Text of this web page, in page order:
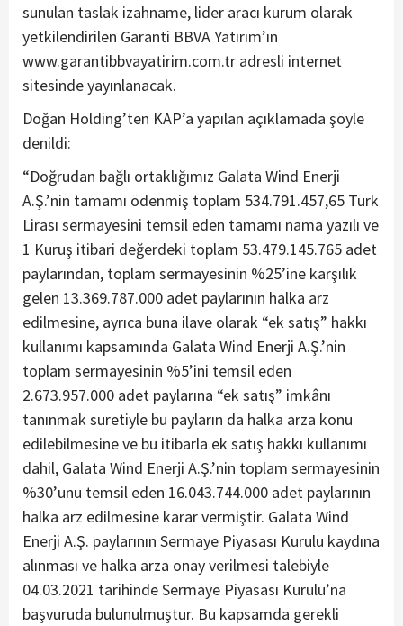
sunulan taslak izahname, lider aracı kurum olarak
yetkilendirilen Garanti BBVA Yatırım’ın
www.garantibbvayatirim.com.tr adresli internet
sitesinde yayınlanacak.
Doğan Holding’ten KAP’a yapılan açıklamada şöyle
denildi:
“Doğrudan bağlı ortaklığımız Galata Wind Enerji
A.Ş.’nin tamamı ödenmiş toplam 534.791.457,65 Türk
Lirası sermayesini temsil eden tamamı nama yazılı ve
1 Kuruş itibari değerdeki toplam 53.479.145.765 adet
paylarından, toplam sermayesinin %25’ine karşılık
gelen 13.369.787.000 adet paylarının halka arz
edilmesine, ayrıca buna ilave olarak “ek satış” hakkı
kullanımı kapsamında Galata Wind Enerji A.Ş.’nin
toplam sermayesinin %5’ini temsil eden
2.673.957.000 adet paylarına “ek satış” imkânı
tanınmak suretiyle bu payların da halka arza konu
edilebilmesine ve bu itibarla ek satış hakkı kullanımı
dahil, Galata Wind Enerji A.Ş.’nin toplam sermayesinin
%30’unu temsil eden 16.043.744.000 adet paylarının
halka arz edilmesine karar vermiştir. Galata Wind
Enerji A.Ş. paylarının Sermaye Piyasası Kurulu kaydına
alınması ve halka arza onay verilmesi talebiyle
04.03.2021 tarihinde Sermaye Piyasası Kurulu’na
başvuruda bulunulmuştur. Bu kapsamda gerekli